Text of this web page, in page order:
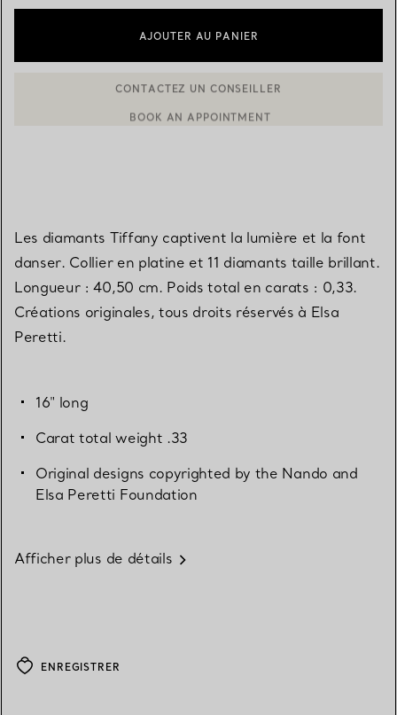
AJOUTER AU PANIER
Les diamants Tiffany captivent la lumière et la font
danser. Collier en platine et 11 diamants taille brillant.
Longueur : 40,50 cm. Poids total en carats : 0,33.
Créations originales, tous droits réservés à Elsa
Peretti.
16" long
Carat total weight .33
Original designs copyrighted by the Nando and
Elsa Peretti Foundation
Afficher plus de détails
ENREGISTRER